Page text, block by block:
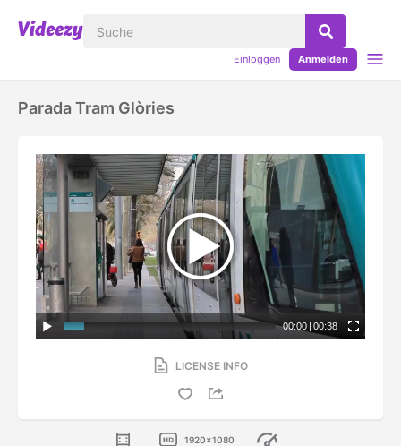
Einloggen Anmelden
Parada Tram Glòries
00:00 | 00:38
LICENSE INFO
1920x1080